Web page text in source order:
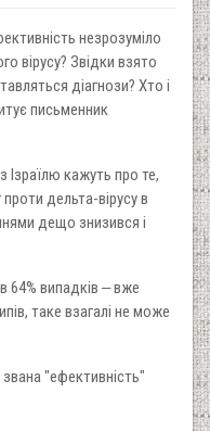
незрозуміло
вірусу? Звідки взято
діагнози? Хто і
письменник
Ізраїлю кажуть про те,
дельта-вірусу в
дещо знизився і
64% випадків ‒ вже
таке взагалі не може
"ефективність"